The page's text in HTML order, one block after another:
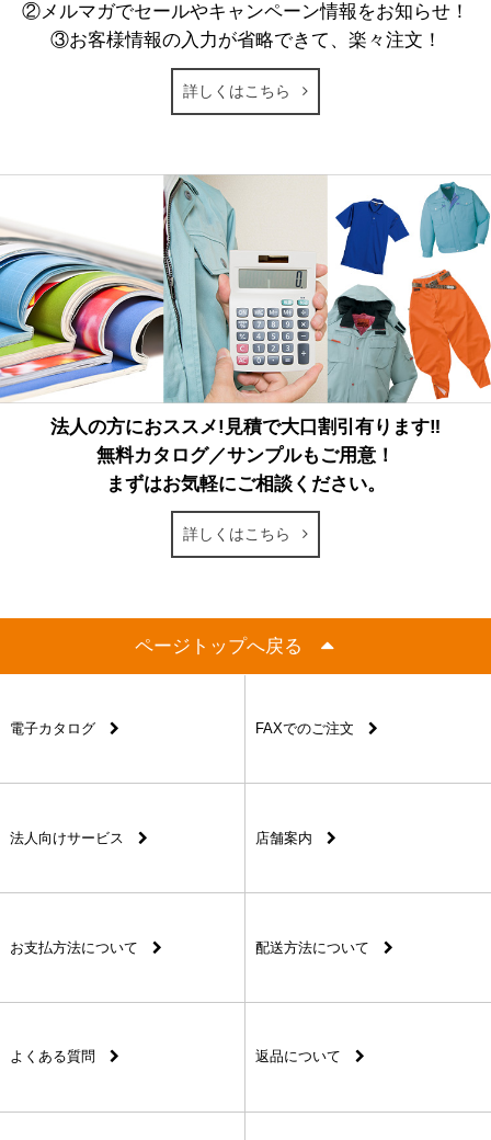
②メルマガでセールやキャンペーン情報をお知らせ！
③お客様情報の入力が省略できて、楽々注文！
詳しくはこちら
法人の方におススメ!見積で大口割引有ります‼
無料カタログ／サンプルもご用意！
まずはお気軽にご相談ください。
詳しくはこちら
ページトップへ戻る
電子カタログ FAXでのご注文
法人向けサービス 店舗案内
お支払方法について 配送方法について
よくある質問 返品について